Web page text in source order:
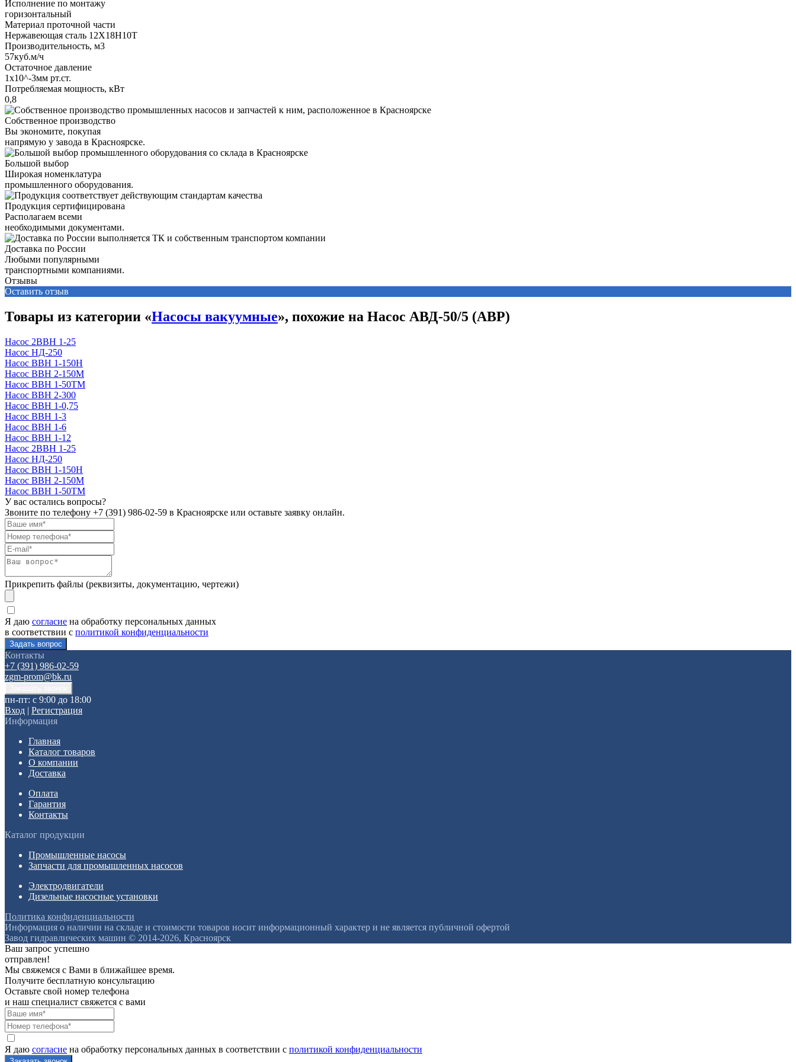
Исполнение по монтажу
горизонтальный
Материал проточной части
Нержавеющая сталь 12Х18Н10Т
Производительность, м3
57куб.м/ч
Остаточное давление
1х10^-3мм рт.ст.
Потребляемая мощность, кВт
0,8
Собственное производство
Вы экономите, покупая
напрямую у завода в Красноярске.
Большой выбор
Широкая номенклатура
промышленного оборудования.
Продукция сертифицирована
Располагаем всеми
необходимыми документами.
Доставка по России
Любыми популярными
транспортными компаниями.
Отзывы
Оставить отзыв
Товары из категории «Насосы вакуумные», похожие на Насос АВД-50/5 (АВР)
Насос 2ВВН 1-25
Насос НД-250
Насос ВВН 1-150Н
Насос ВВН 2-150М
Насос ВВН 1-50ТМ
Насос ВВН 2-300
Насос ВВН 1-0,75
Насос ВВН 1-3
Насос ВВН 1-6
Насос ВВН 1-12
Насос 2ВВН 1-25
Насос НД-250
Насос ВВН 1-150Н
Насос ВВН 2-150М
Насос ВВН 1-50ТМ
У вас остались вопросы?
Звоните по телефону +7 (391) 986-02-59 в Красноярске или оставьте заявку онлайн.
Прикрепить файлы (реквизиты, документацию, чертежи)
Я даю согласие на обработку персональных данных
в соответствии с политикой конфиденциальности
Контакты
+7 (391) 986-02-59
zgm-prom@bk.ru
пн-пт: с 9:00 до 18:00
Вход | Регистрация
Информация
Главная
Каталог товаров
О компании
Доставка
Оплата
Гарантия
Контакты
Каталог продукции
Промышленные насосы
Запчасти для промышленных насосов
Электродвигатели
Дизельные насосные установки
Политика конфиденциальности
Информация о наличии на складе и стоимости товаров носит информационный характер и не является публичной офертой
Завод гидравлических машин © 2014-2026, Красноярск
Ваш запрос успешно
отправлен!
Мы свяжемся с Вами в ближайшее время.
Получите бесплатную консультацию
Оставьте свой номер телефона
и наш специалист свяжется с вами
Я даю согласие на обработку персональных данных в соответствии с политикой конфиденциальности